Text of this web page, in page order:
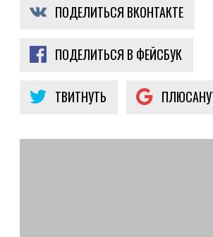
ПОДЕЛИТЬСЯ ВКОНТАКТЕ
ПОДЕЛИТЬСЯ В ФЕЙСБУК
ТВИТНУТЬ